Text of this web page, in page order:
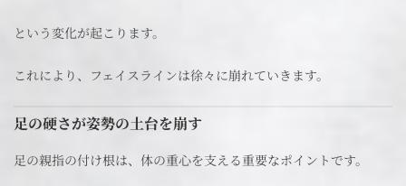
という変化が起こります。
これにより、フェイスラインは徐々に崩れていきます。
足の硬さが姿勢の土台を崩す
足の親指の付け根は、体の重心を支える重要なポイントです。